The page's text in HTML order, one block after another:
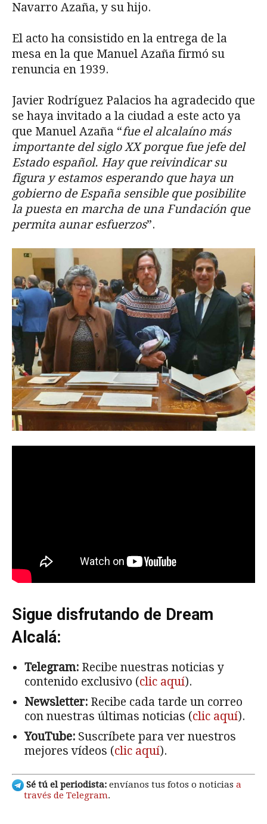
Navarro Azaña, y su hijo.
El acto ha consistido en la entrega de la
mesa en la que Manuel Azaña firmó su
renuncia en 1939.
Javier Rodríguez Palacios ha agradecido que
se haya invitado a la ciudad a este acto ya
que Manuel Azaña “fue el alcalaíno más
importante del siglo XX porque fue jefe del
Estado español. Hay que reivindicar su
figura y estamos esperando que haya un
gobierno de España sensible que posibilite
la puesta en marcha de una Fundación que
permita aunar esfuerzos”.
Sigue disfrutando de Dream
Alcalá:
Telegram: Recibe nuestras noticias y
contenido exclusivo (clic aquí).
Newsletter: Recibe cada tarde un correo
con nuestras últimas noticias (clic aquí).
YouTube: Suscríbete para ver nuestros
mejores vídeos (clic aquí).
Sé tú el periodista: envíanos tus fotos o noticias a
través de Telegram.